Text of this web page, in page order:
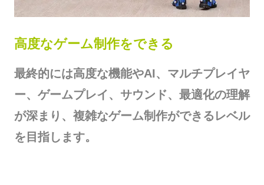
高度なゲーム制作をできる
最終的には高度な機能やAI、マルチプレイヤ
ー、ゲームプレイ、サウンド、最適化の理解
が深まり、複雑なゲーム制作ができるレベル
を目指します。